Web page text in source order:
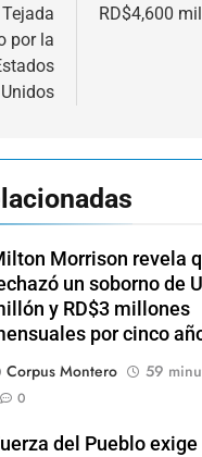
por la
Unidos
RD$4,600
Morrison revela
un soborno de
y RD$3 millones
por cinco
Corpus Montero
59
0
del Pueblo exige